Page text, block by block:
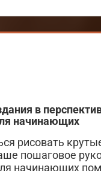
в
начинающих
рисовать
пошаговое
начинающих